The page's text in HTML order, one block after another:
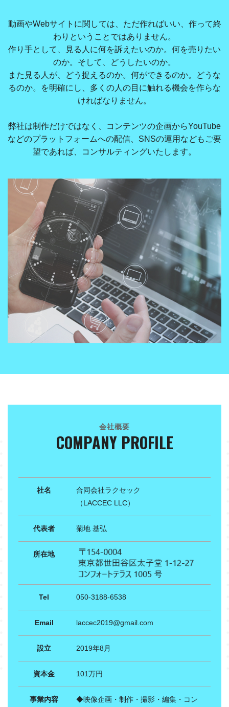
動画やWebサイトに関しては、ただ作ればいい、作って終
わりということではありません。
作り手として、見る人に何を訴えたいのか。何を売りたい
のか。そして、どうしたいのか。
また見る人が、どう捉えるのか。何ができるのか。どうな
るのか。を明確にし、多くの人の目に触れる機会を作らな
ければなりません。
弊社は制作だけではなく、コンテンツの企画からYouTube
などのプラットフォームへの配信、SNSの運用などもご要
望であれば、コンサルティングいたします。
会社概要
COMPANY PROFILE
社名
合同会社ラクセック
（LACCEC LLC）
代表者 菊地 基弘
所在地
Tel 050-3188-6538
Email laccec2019@gmail.com
設立 2019年8月
資本金 101万円
事業内容
◆映像企画・制作・撮影・編集・コン